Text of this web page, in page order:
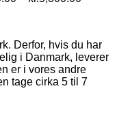
Derfor, hvis du har
i Danmark, leverer
er i vores andre
tage cirka 5 til 7